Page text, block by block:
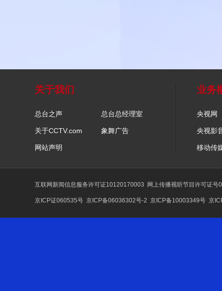
关于我们
总台之声 总台总经理室
关于CCTV.com 象舞广告
网站声明
业务
央视网
央视影
移动传
互联网新闻信息服务许可证10120170003 网上传播视听节目许可证
京ICP证060535号 京ICP备06036302号-2 京ICP备10003349号 京